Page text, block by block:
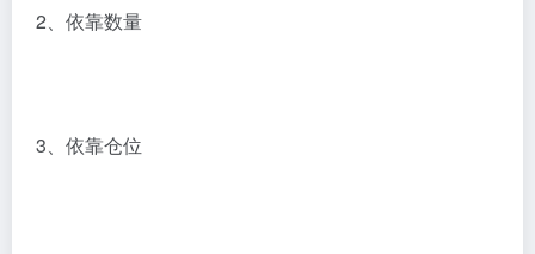
2、依靠数量
3、依靠仓位